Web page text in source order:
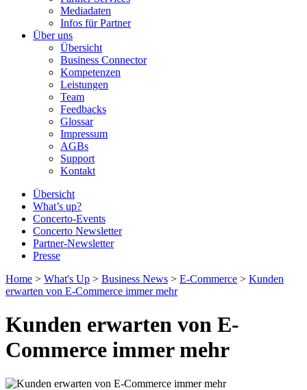
Mediadaten
Infos für Partner
Über uns
Übersicht
Business Connector
Kompetenzen
Leistungen
Team
Feedbacks
Glossar
Impressum
AGBs
Support
Kontakt
Übersicht
What’s up?
Concerto-Events
Concerto Newsletter
Partner-Newsletter
Presse
Home > What's Up > Business News > E‐Commerce > Kunden
erwarten von E-Commerce immer mehr
Kunden erwarten von E-
Commerce immer mehr